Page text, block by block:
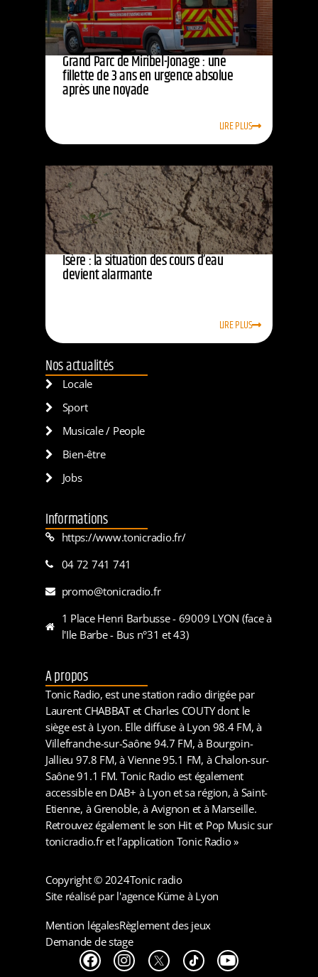
Grand Parc de Miribel-Jonage : une
fillette de 3 ans en urgence absolue
après une noyade
LIRE PLUS
Isère : la situation des cours d’eau
devient alarmante
LIRE PLUS
Nos actualités
Locale
Sport
Musicale / People
Bien-être
Jobs
Informations
https://www.tonicradio.fr/
04 72 741 741
promo@tonicradio.fr
1 Place Henri Barbusse - 69009 LYON (face à
l'Ile Barbe - Bus n°31 et 43)
A propos
Tonic Radio, est une station radio dirigée par
Laurent CHABBAT et Charles COUTY dont le
siège est à Lyon. Elle diffuse à Lyon 98.4 FM, à
Villefranche-sur-Saône 94.7 FM, à Bourgoin-
Jallieu 97.8 FM, à Vienne 95.1 FM, à Chalon-sur-
Saône 91.1 FM. Tonic Radio est également
accessible en DAB+ à Lyon et sa région, à Saint-
Etienne, à Grenoble, à Avignon et à Marseille.
Retrouvez également le son Hit et Pop Music sur
tonicradio.fr et l’application Tonic Radio »
Copyright © 2024Tonic radio
Site réalisé par l'agence Küme à Lyon
Mention légalesRèglement des jeux
Demande de stage